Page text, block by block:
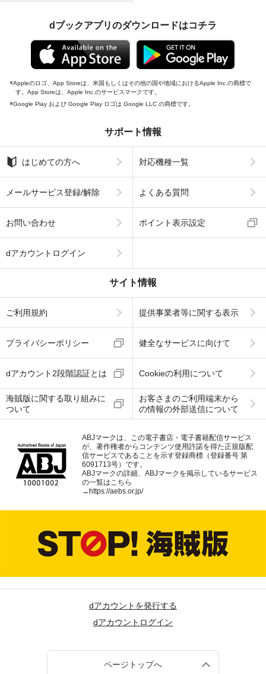
dブックアプリのダウンロードはコチラ
Appleのロゴ、App Storeは、米国もしくはその他の国や地域におけるApple Inc.の商標で
す。App Storeは、Apple Inc.のサービスマークです。
Google Play および Google Play ロゴは Google LLC の商標です。
サポート情報
はじめての方へ 対応機種一覧
メールサービス登録/解除 よくある質問
お問い合わせ ポイント表示設定
dアカウントログイン
サイト情報
ご利用規約 提供事業者等に関する表示
プライバシーポリシー 健全なサービスに向けて
dアカウント2段階認証とは Cookieの利用について
海賊版に関する取り組みに
ついて
お客さまのご利用端末から
の情報の外部送信について
ABJマークは、この電子書店・電子書籍配信サービス
が、著作権者からコンテンツ使用許諾を得た正規版配
信サービスであることを示す登録商標（登録番号 第
6091713号）です。
ABJマークの詳細、ABJマークを掲示しているサービス
の一覧はこちら
→ https://aebs.or.jp/
dアカウントを発行する
dアカウントログイン
ページトップへ